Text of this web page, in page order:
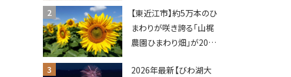
ショーなど
【東近江市】約5万本のひ
まわりが咲き誇る「山梶
農園ひまわり畑」が2026
ポットやキッチンカーも
2026年最新【びわ湖大